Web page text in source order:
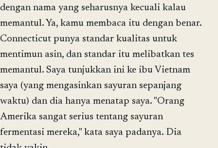
dengan nama yang seharusnya kecuali kalau
memantul. Ya, kamu membaca itu dengan benar.
Connecticut punya standar kualitas untuk
mentimun asin, dan standar itu melibatkan tes
memantul. Saya tunjukkan ini ke ibu Vietnam
saya (yang mengasinkan sayuran sepanjang
waktu) dan dia hanya menatap saya. "Orang
Amerika sangat serius tentang sayuran
fermentasi mereka," kata saya padanya. Dia